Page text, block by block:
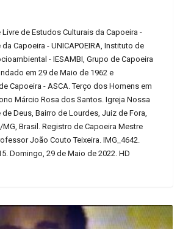
de Estudos Culturais da Capoeira -
Capoeira - UNICAPOEIRA, Instituto de
- IESAMBI, Grupo de Capoeira
em 29 de Maio de 1962 e
Capoeira - ASCA. Terço dos Homens em
Márcio Rosa dos Santos. Igreja Nossa
Deus, Bairro de Lourdes, Juiz de Fora,
Brasil. Registro de Capoeira Mestre
João Couto Teixeira. IMG_4642.
Domingo, 29 de Maio de 2022. HD